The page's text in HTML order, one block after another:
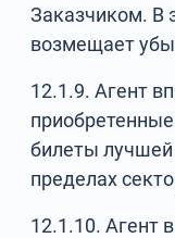
Заказчиком. В
возмещает
12.1.9. Агент
билеты лучшей
пределах
12.1.10. Агент